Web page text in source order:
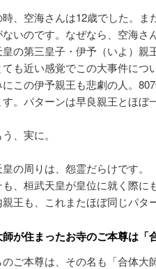
、空海さんは12歳でした。
いのです。なぜなら、空海さ
の第三皇子・伊予（いよ）親
ても近い感覚でこの大事件につ
にこの伊予親王も悲劇の人。
。パターンは早良親王とほぼ
、実に。
の周りは、怨霊だらけです。
も、桓武天皇が皇位に就く際に
王も、これまたほぼ同じパタ
が住まったお寺のご本尊は「
のご本尊は、その名も「合体大